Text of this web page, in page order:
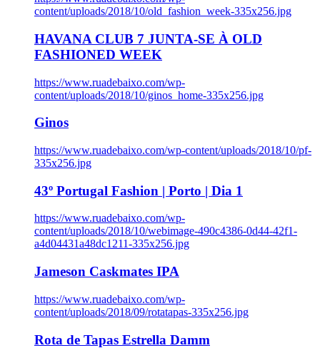
content/uploads/2018/10/old_fashion_week-335x256.jpg
HAVANA CLUB 7 JUNTA-SE À OLD
FASHIONED WEEK
https://www.ruadebaixo.com/wp-
content/uploads/2018/10/ginos_home-335x256.jpg
Ginos
https://www.ruadebaixo.com/wp-content/uploads/2018/10/pf-
335x256.jpg
43º Portugal Fashion | Porto | Dia 1
https://www.ruadebaixo.com/wp-
content/uploads/2018/10/webimage-490c4386-0d44-42f1-
a4d04431a48dc1211-335x256.jpg
Jameson Caskmates IPA
https://www.ruadebaixo.com/wp-
content/uploads/2018/09/rotatapas-335x256.jpg
Rota de Tapas Estrella Damm